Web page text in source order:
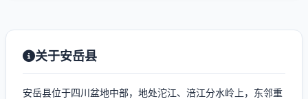
关于安岳县
安岳县位于四川盆地中部，地处沱江、涪江分水岭上，东邻重